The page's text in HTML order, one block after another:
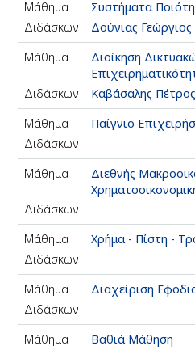
Μάθημα
Συστήματα
Διδάσκων
Δούνιας Γεώργιος
Μάθημα
Διοίκηση
Διδάσκων
Καβάσαλης Πέτρος
Μάθημα
Παίγνιο
Διδάσκων
Μάθημα
Διεθνής
Διδάσκων
Μάθημα
Χρήμα - Πίστη -
Διδάσκων
Μάθημα
Διαχείριση
Διδάσκων
Μάθημα
Βαθιά Μάθηση